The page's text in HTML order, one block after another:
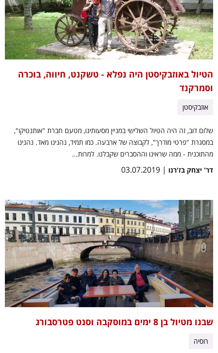
הטיול באוזבקיסטן היה נפלא - טשקנט, חיווה, בוכרה
וסמרקנד
אוזבקיסטן
שלום דוב, זה היה הטיול השלישי במניין מסעותינו, מטעם חברת "אותנטיקו",
במסגרת "פרטי מודרך", לקבוצה של ארבעה. כמו תמיד, נהנינו מאד. נהנינו
מהתוכנית - ממה שראינו וההסברים שקבלנו. למרות...
דר' יצחק בז'רנו | 03.07.2019
שבנו מטיול בן 8 ימים במוסקבה וסנט פטרסבורג
רוסיה